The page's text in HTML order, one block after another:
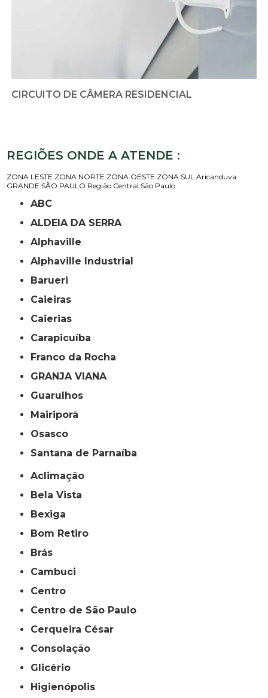
CIRCUITO DE CÂMERA RESIDENCIAL
REGIÕES ONDE A ATENDE :
ZONA LESTE ZONA NORTE ZONA OESTE ZONA SUL Aricanduva
GRANDE SÃO PAULO Região Central São Paulo
ABC
ALDEIA DA SERRA
Alphaville
Alphaville Industrial
Barueri
Caieiras
Caierias
Carapicuíba
Franco da Rocha
GRANJA VIANA
Guarulhos
Mairiporã
Osasco
Santana de Parnaíba
Aclimação
Bela Vista
Bexiga
Bom Retiro
Brás
Cambuci
Centro
Centro de São Paulo
Cerqueira César
Consolação
Glicério
Higienópolis